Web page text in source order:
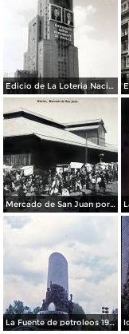
Edicio de La Loteria Nacional Ciudad de México Abril de 1964
Mercado de San Juan por el fotografo Felix Miret
La Fuente de petroleos 1950.